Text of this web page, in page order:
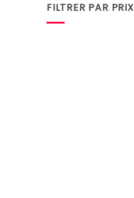
FILTRER PAR PRIX